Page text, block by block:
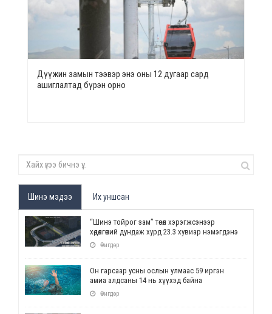
Дүүжин замын тээвэр энэ оны 12 дугаар сард
ашиглалтад бүрэн орно
Шинэ мэдээ Их уншсан
“Шинэ тойрог зам” төсөл хэрэгжсэнээр
хөдөлгөөний дундаж хурд 23.3 хувиар нэмэгдэнэ
Өчигдөр
Он гарсаар усны ослын улмаас 59 иргэн
амиа алдсаны 14 нь хүүхэд байна
Өчигдөр